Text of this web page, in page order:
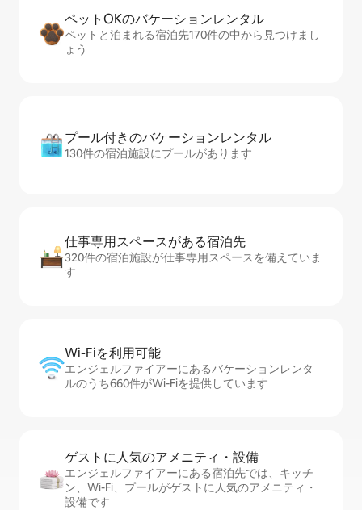
ペットOKのバ⁠ケ⁠ー⁠シ⁠ョ⁠ンレ⁠ン⁠タ⁠ル
ペットと泊まれる宿泊先170件の中から見つけまし
ょう
プール付きのバ⁠ケ⁠ー⁠シ⁠ョ⁠ンレ⁠ン⁠タ⁠ル
130件の宿泊施設にプールがあります
仕事専用ス⁠ペ⁠ー⁠スがあ⁠る宿⁠泊⁠先
320件の宿泊施設が仕事専用スペースを備えていま
す
Wi-Fiを利⁠用⁠可⁠能
エンジェルファイアーにあるバケーションレンタ
ルのうち660件がWi-Fiを提供しています
ゲストに人⁠気⁠のア⁠メ⁠ニ⁠テ⁠ィ・設⁠備
エンジェルファイアーにある宿泊先では、キッチ
ン、Wi-Fi、プールがゲストに人気のアメニティ・
設備です